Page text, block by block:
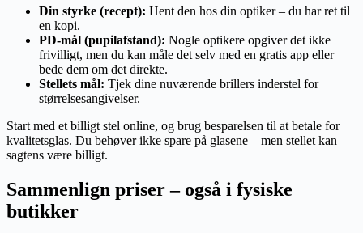
Din styrke (recept): Hent den hos din optiker – du har ret til
en kopi.
PD-mål (pupilafstand): Nogle optikere opgiver det ikke
frivilligt, men du kan måle det selv med en gratis app eller
bede dem om det direkte.
Stellets mål: Tjek dine nuværende brillers inderstel for
størrelsesangivelser.
Start med et billigt stel online, og brug besparelsen til at betale for
kvalitetsglas. Du behøver ikke spare på glasene – men stellet kan
sagtens være billigt.
Sammenlign priser – også i fysiske
butikker